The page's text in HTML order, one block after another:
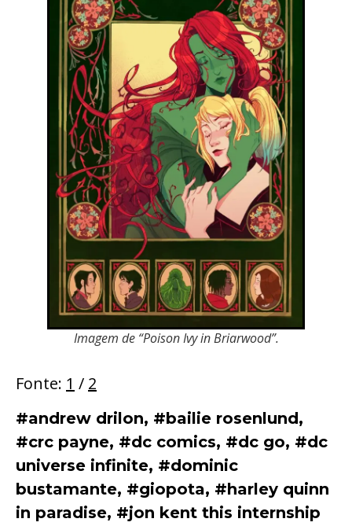
Imagem de “Poison Ivy in Briarwood”.
Fonte: 1 / 2
#andrew drilon, #bailie rosenlund,
#crc payne, #dc comics, #dc go, #dc
universe infinite, #dominic
bustamante, #giopota, #harley quinn
in paradise, #jon kent this internship